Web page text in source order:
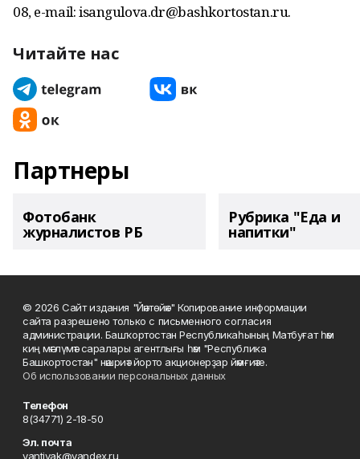
08, e-mail: isangulova.dr@bashkortostan.ru.
Читайте нас
Партнеры
Фотобанк
журналистов РБ
Рубрика "Еда и
напитки"
© 2026 Сайт издания "Йәнтөйәк" Копирование информации
сайта разрешено только с письменного согласия
администрации. Башҡортостан Республикаһының Матбуғат һәм
киң мәғлүмәт саралары агентлығы һәм "Республика
Башкортостан" нәшриәт йорто акционерҙар йәмғиәте.
Об использовании персональных данных
Телефон
8(34771) 2-18-50
Эл. почта
yantiyak@yandex.ru